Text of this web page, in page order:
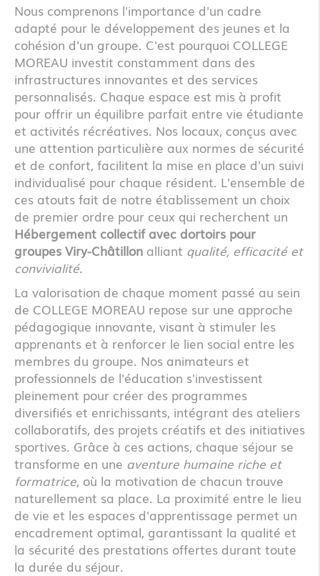
Nous comprenons l'importance d'un cadre
adapté pour le développement des jeunes et la
cohésion d'un groupe. C'est pourquoi COLLEGE
MOREAU investit constamment dans des
infrastructures innovantes et des services
personnalisés. Chaque espace est mis à profit
pour offrir un équilibre parfait entre vie étudiante
et activités récréatives. Nos locaux, conçus avec
une attention particulière aux normes de sécurité
et de confort, facilitent la mise en place d'un suivi
individualisé pour chaque résident. L'ensemble de
ces atouts fait de notre établissement un choix
de premier ordre pour ceux qui recherchent un
Hébergement collectif avec dortoirs pour
groupes Viry-Châtillon alliant qualité, efficacité et
convivialité.
La valorisation de chaque moment passé au sein
de COLLEGE MOREAU repose sur une approche
pédagogique innovante, visant à stimuler les
apprenants et à renforcer le lien social entre les
membres du groupe. Nos animateurs et
professionnels de l'éducation s'investissent
pleinement pour créer des programmes
diversifiés et enrichissants, intégrant des ateliers
collaboratifs, des projets créatifs et des initiatives
sportives. Grâce à ces actions, chaque séjour se
transforme en une aventure humaine riche et
formatrice, où la motivation de chacun trouve
naturellement sa place. La proximité entre le lieu
de vie et les espaces d'apprentissage permet un
encadrement optimal, garantissant la qualité et
la sécurité des prestations offertes durant toute
la durée du séjour.